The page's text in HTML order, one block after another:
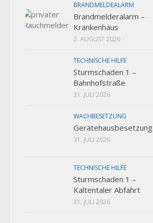
BRANDMELDEALARM
Brandmelderalarm –
Krankenhaus
2. AUGUST 2026
TECHNISCHE HILFE
Sturmschaden 1 –
Bahnhofstraße
31. JULI 2026
WACHBESETZUNG
Gerätehausbesetzung
31. JULI 2026
TECHNISCHE HILFE
Sturmschaden 1 –
Kaltentaler Abfahrt
31. JULI 2026